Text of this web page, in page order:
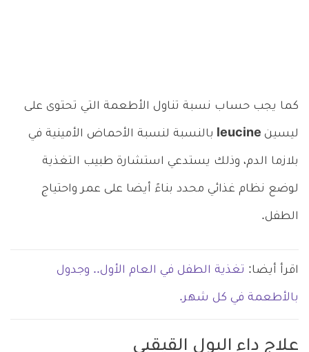
كما يجب حساب نسبة تناول الأطعمة التي تحتوى على
ليسين بالنسبة لنسبة الأحماض الأمينية في
بلازما الدم، وذلك يستدعي استشارة طبيب التغذية
لوضع نظام غذائي محدد بناءً أيضا على عمر واحتياج
الطفل.
اقرأ أيضا: تغذية الطفل في العام الأول.. وجدول
بالأطعمة في كل شهر.
علاج داء البول القيقبي